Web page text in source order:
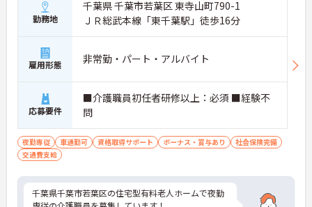
勤務地
千葉県 千葉市若葉区 東寺山町790-1
ＪＲ総武本線「東千葉駅」徒歩16分
雇用形態 非常勤・パート・アルバイト
応募要件
■介護職員初任者研修以上：必須 ■経験不
問
夜勤専従 車通勤可 資格取得サポート ボーナス・賞与あり
社会保険完備
交通費支給
千葉県千葉市若葉区の住宅型有料老人ホームで夜勤